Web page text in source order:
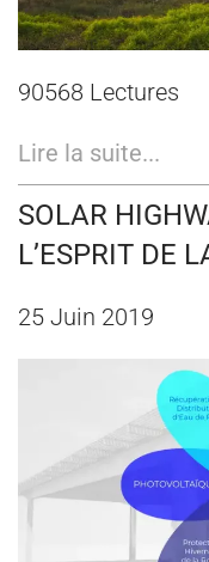
90568 Lectures
Lire la suite...
SOLAR
L’ESPRIT DE
25 Juin 2019